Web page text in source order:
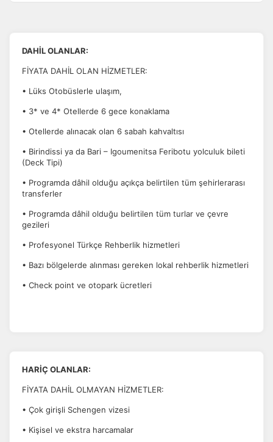
DAHİL OLANLAR:
FİYATA DAHİL OLAN HİZMETLER:
• Lüks Otobüslerle ulaşım,
• 3* ve 4* Otellerde 6 gece konaklama
• Otellerde alınacak olan 6 sabah kahvaltısı
• Birindissi ya da Bari – Igoumenitsa Feribotu yolculuk bileti
(Deck Tipi)
• Programda dâhil olduğu açıkça belirtilen tüm şehirlerarası
transferler
• Programda dâhil olduğu belirtilen tüm turlar ve çevre
gezileri
• Profesyonel Türkçe Rehberlik hizmetleri
• Bazı bölgelerde alınması gereken lokal rehberlik hizmetleri
• Check point ve otopark ücretleri
HARİÇ OLANLAR:
FİYATA DAHİL OLMAYAN HİZMETLER:
• Çok girişli Schengen vizesi
• Kişisel ve ekstra harcamalar